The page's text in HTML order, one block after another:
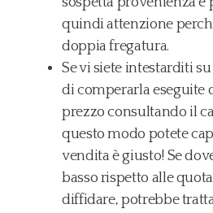
quindi attenzione
doppia fregatura.
Se vi siete intestarditi
di comperarla eseguite
prezzo consultando il
questo modo potete
vendita è giusto! Se
basso rispetto alle
diffidare, potrebbe